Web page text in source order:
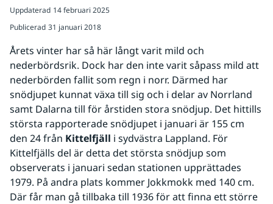
Uppdaterad 14 februari 2025
Publicerad 31 januari 2018
Årets vinter har så här långt varit mild och
nederbördsrik. Dock har den inte varit såpass mild att
nederbörden fallit som regn i norr. Därmed har
snödjupet kunnat växa till sig och i delar av Norrland
samt Dalarna till för årstiden stora snödjup. Det hittills
största rapporterade snödjupet i januari är 155 cm
den 24 från Kittelfjäll i sydvästra Lappland. För
Kittelfjälls del är detta det största snödjup som
observerats i januari sedan stationen upprättades
1979. På andra plats kommer Jokkmokk med 140 cm.
Där får man gå tillbaka till 1936 för att finna ett större